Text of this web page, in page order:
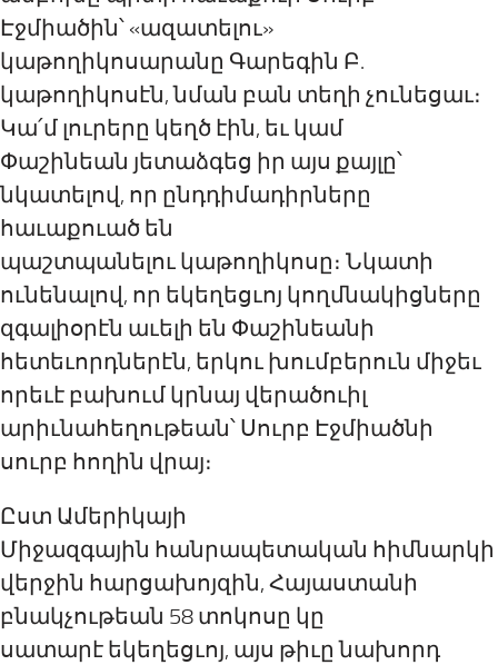
Էջմիածին՝ «ազատելու»
կաթողիկոսարանը Գարեգին Բ.
կաթողիկոս էն,նման բան տեղի չունեցաւ։
Կա՛մ լուրերը կեղծ էին, եւ կամ
Փաշինեան յետաձգեց իր այս քայլը՝
նկատելով, որ ընդդիմադիրները
հաւաքուած են
պաշտպանելու կաթողիկոսը։ Նկատի
ունենալով, որ եկեղեցւոյ կողմնակիցները
զգալիօրէն աւելի են Փաշինեանի
հետեւորդներ էն, երկու խումբերուն միջեւ
որեւէ բախում կրնայ վերածուիլ
արիւնահեղութեան՝ Սուրբ Էջմիածնի
սուրբ հողին վրայ։
Ըստ Ամերիկայի
Միջազգային հանրապետական հ իմնարկի
վերջին հարցախոյզին, Հայաստանի
բնակչութեան 58 տոկոսը կը
սատարէ եկեղեցւոյ, այս թիւը նախորդ